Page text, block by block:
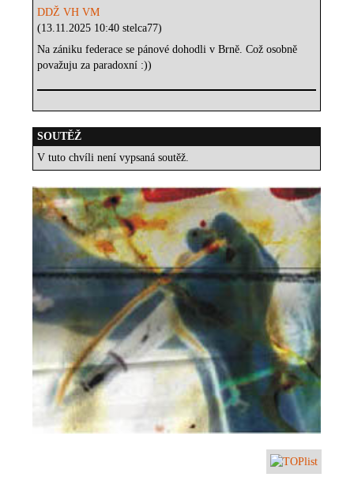
DDŽ VH VM
(13.11.2025 10:40 stelca77)
Na zániku federace se pánové dohodli v Brně. Což osobně
považuju za paradoxní :))
SOUTĚŽ
V tuto chvíli není vypsaná soutěž.